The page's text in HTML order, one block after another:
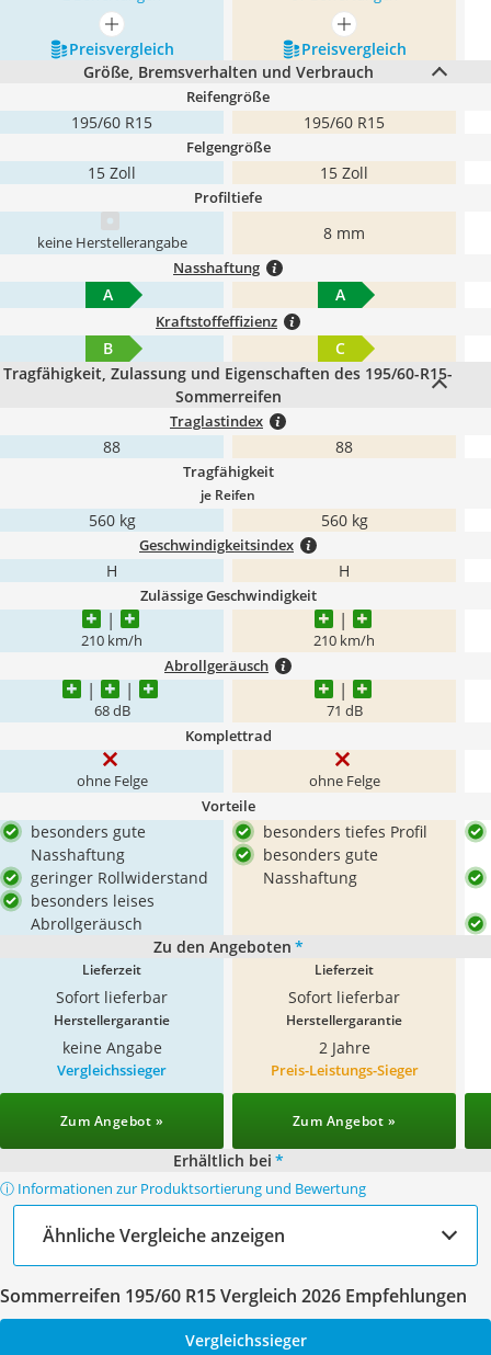
mehr anzeigen
mehr anzeigen
Preis­vergleich
Preis­vergleich
Größe, Bremsverhalten und Verbrauch
Reifengröße
195/60 R15 195/60 R15
Felgengröße
15 Zoll 15 Zoll
Profiltiefe
keine Herstellerangabe 8 mm
Nasshaftung
A A
Kraftstoffeffizienz
B
C
Tragfähigkeit, Zulassung und Eigenschaften des 195/60-R15-
Sommerreifen
Traglastindex
88 88
Tragfähigkeit
je Reifen
560 kg 560 kg
Geschwindigkeitsindex
H H
Zulässige Geschwindigkeit
210 km/h 210 km/h
Abrollgeräusch
68 dB 71 dB
Komplettrad
ohne Felge ohne Felge
Vorteile
besonders gute
Nasshaftung
geringer Rollwiderstand
besonders leises
Abrollgeräusch
besonders tiefes Profil
besonders gute
Nasshaftung
Zu den Angeboten *
Lieferzeit
Sofort lieferbar
Lieferzeit
Sofort lieferbar
Herstellergarantie
keine Angabe
Herstellergarantie
2 Jahre
Vergleichssieger
Zum Angebot »
Preis-Leistungs-Sieger
Zum Angebot »
Erhältlich bei *
ⓘ Informationen zur Produktsortierung und Bewertung
Ähnliche Vergleiche anzeigen
Sommerreifen 195/60 R15 Vergleich 2026 Empfehlungen
Vergleichssieger